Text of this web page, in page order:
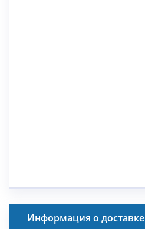
Информация о доставке